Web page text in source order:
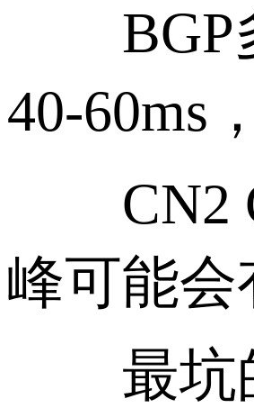
BGP多
40-60ms
CN2
峰可能
最坑的